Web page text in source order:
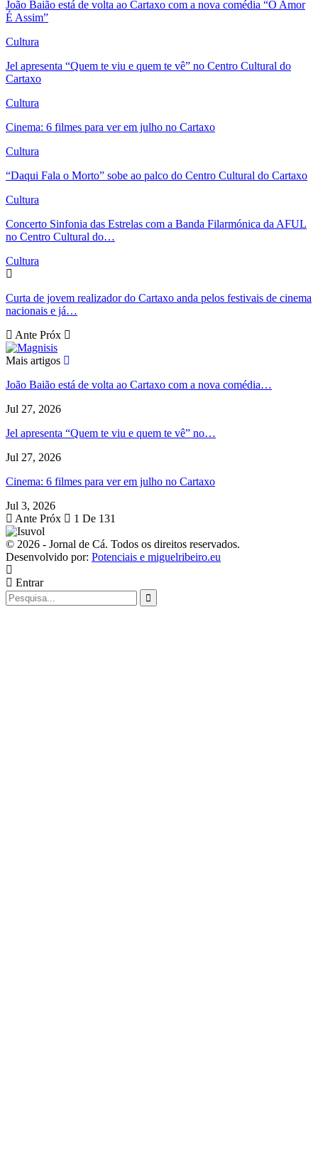
João Baião está de volta ao Cartaxo com a nova comédia “O Amor
É Assim”
Cultura
Jel apresenta “Quem te viu e quem te vê” no Centro Cultural do
Cartaxo
Cultura
Cinema: 6 filmes para ver em julho no Cartaxo
Cultura
“Daqui Fala o Morto” sobe ao palco do Centro Cultural do Cartaxo
Cultura
Concerto Sinfonia das Estrelas com a Banda Filarmónica da AFUL
no Centro Cultural do…
Cultura
Curta de jovem realizador do Cartaxo anda pelos festivais de cinema
nacionais e já…
Ante Próx
Mais artigos
João Baião está de volta ao Cartaxo com a nova comédia…
Jul 27, 2026
Jel apresenta “Quem te viu e quem te vê” no…
Jul 27, 2026
Cinema: 6 filmes para ver em julho no Cartaxo
Jul 3, 2026
Ante Próx 1 De 131
© 2026 - Jornal de Cá. Todos os direitos reservados.
Desenvolvido por: Potenciais e miguelribeiro.eu
Entrar